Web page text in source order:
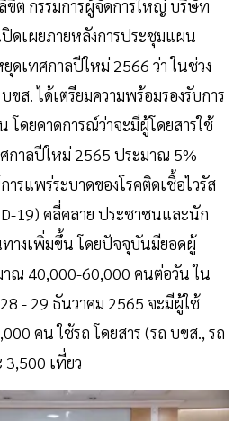
ต กรรมการผู้จัดการใหญ่ บริษัท
ดเผยภายหลังการประชุมแผน
ดเทศกาลปีใหม่ 2566 ว่า ในช่วง
ส. ได้เตรียมความพร้อมรองรับการ
โดยคาดการณ์ว่าจะมีผู้โดยสารใช้
กาลปีใหม่ 2565 ประมาณ 5%
รแพร่ระบาดของโรคติดเชื้อไวรัส
19) คลี่คลาย ประชาชนและนัก
ทางเพิ่มขึ้น โดยปัจจุบันมียอดผู้
าณ 40,000-60,000 คนต่อวัน ใน
- 29 ธันวาคม 2565 จะมีผู้ใช้
คน ใช้รถ โดยสาร (รถ บขส., รถ
3,500 เที่ยว